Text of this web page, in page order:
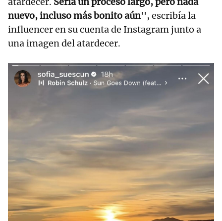
nuevo, incluso más bonito aún'', escribía la
influencer en su cuenta de Instagram junto a
una imagen del atardecer.